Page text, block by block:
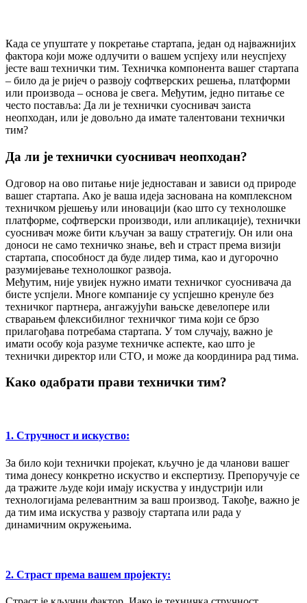
Када се упуштате у покретање стартапа, један од најважнијих
фактора који може одлучити о вашем успјеху или неуспјеху
јесте ваш технички тим. Техничка компонента вашег стартапа
– било да је ријеч о развоју софтверских решења, платформи
или производа – основа је свега. Међутим, једно питање се
често поставља: Да ли је технички суоснивач заиста
неопходан, или је довољно да имате талентовани технички
тим?
Да ли је технички суоснивач неопходан?
Одговор на ово питање није једноставан и зависи од природе
вашег стартапа. Ако је ваша идеја заснована на комплексном
техничком рјешењу или иновацији (као што су технолошке
платформе, софтверски производи, или апликације), технички
суоснивач може бити кључан за вашу стратегију. Он или она
доноси не само техничко знање, већ и страст према визији
стартапа, способност да буде лидер тима, као и дугорочно
разумијевање технолошког развоја.
Међутим, није увијек нужно имати техничког суоснивача да
бисте успјели. Многе компаније су успјешно кренуле без
техничког партнера, ангажујући вањске девелопере или
стварањем флексибилног техничког тима који се брзо
прилагођава потребама стартапа. У том случају, важно је
имати особу која разуме техничке аспекте, као што је
технички директор или CTO, и може да координира рад тима.
Како одабрати прави технички тим?
1. Стручност и искуство:
За било који технички пројекат, кључно је да чланови вашег
тима донесу конкретно искуство и експертизу. Препоручује се
да тражите људе који имају искуства у индустрији или
технологијама релевантним за ваш производ. Такође, важно је
да тим има искуства у развоју стартапа или рада у
динамичним окружењима.
2. Страст према вашем пројекту: